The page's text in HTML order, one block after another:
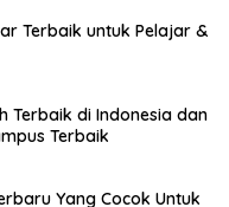
Terbaik untuk Pelajar &
Terbaik di Indonesia dan
Terbaik
Yang Cocok Untuk